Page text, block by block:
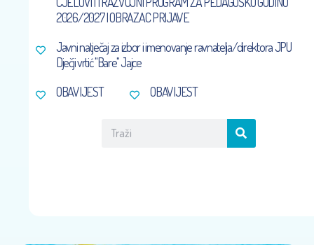
2026/2027 I OBRAZAC PRIJAVE
Javni natječaj za izbor i imenovanje ravnatelja/direktora JPU
Dječji vrtić ''Bare'' Jajce
OBAVIJEST
OBAVIJEST